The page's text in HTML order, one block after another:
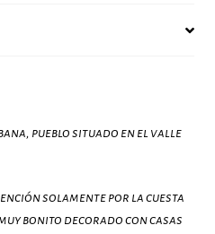
pueblo situado en el valle
solamente por la cuesta
bonito decorado con casas